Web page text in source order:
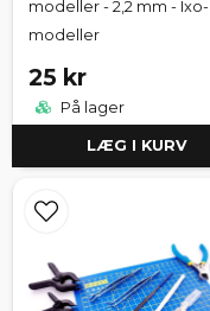
modeller - 2,2 mm - Ixo-
modeller
25 kr
På lager
LÆG I KURV